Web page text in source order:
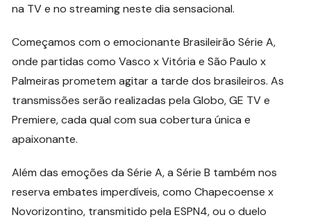
na TV e no streaming neste dia sensacional.
Começamos com o emocionante Brasileirão Série A,
onde partidas como Vasco x Vitória e São Paulo x
Palmeiras prometem agitar a tarde dos brasileiros. As
transmissões serão realizadas pela Globo, GE TV e
Premiere, cada qual com sua cobertura única e
apaixonante.
Além das emoções da Série A, a Série B também nos
reserva embates imperdíveis, como Chapecoense x
Novorizontino, transmitido pela ESPN4, ou o duelo